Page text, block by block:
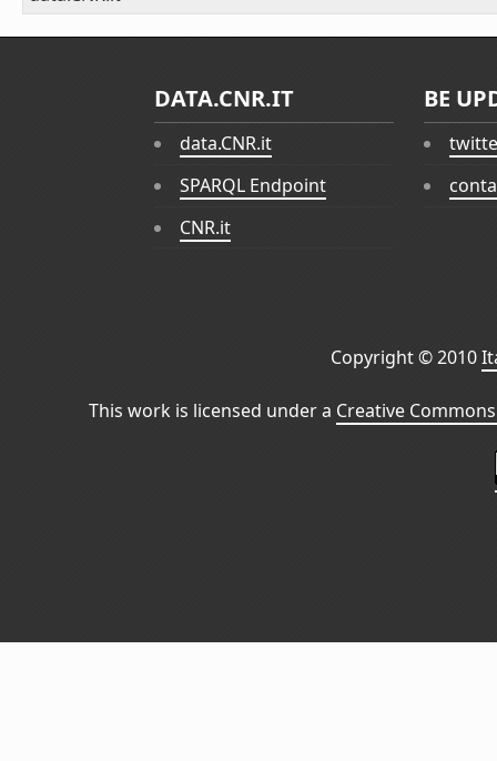
DATA.CNR.IT
data.CNR.it
SPARQL Endpoint
CNR.it
BE
Copyright © 2010
This work is licensed under a Creative